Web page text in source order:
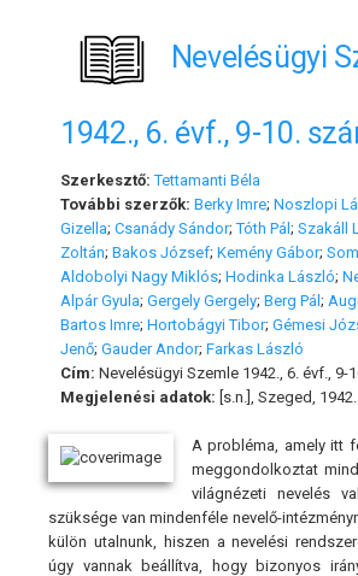
Nevelésügyi
1942., 6. évf., 9-10.
Szerkesztő: Tettamanti Béla
További szerzők: Berky Imre; Noszlopi
Gizella; Csanády Sándor;Tóth Pál; Szakáll
Zoltán; Bakos József; Kemény Gábor;
Aldobolyi Nagy Miklós; Hodinka László;
Alpár Gyula; Gergely Gergely; Berg Pál;
Bartos Imre; Hortobágyi Tibor; Gémesi
Jenő; Gauder Andor; Farkas László
Cím: Nevelésügyi Szemle 1942., 6. évf., 9-
Megjelenési adatok: [s.n.], Szeged, 1942.
A probléma, amely itt
meggondolkoztat
világnézeti nevelés
szüksége van mindenféle nevelő-
külön utalnunk, hiszen a nevelési
úgy vannak beállítva, hogy bizonyos